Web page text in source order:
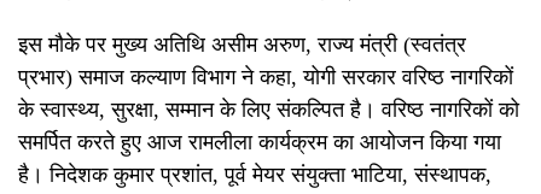
इस मौके पर मुख्य अतिथि असीम अरुण, राज्य मंत्री (स्वतंत्र
प्रभार) समाज कल्याण विभाग ने कहा, योगी सरकार वरिष्ठ नागरिकों
के स्वास्थ्य, सुरक्षा, सम्मान के लिए संकल्पित है। वरिष्ठ नागरिकों को
समर्पित करते हुए आज रामलीला कार्यक्रम का आयोजन किया गया
है। निदेशक कुमार प्रशांत, पूर्व मेयर संयुक्ता भाटिया, संस्थापक,